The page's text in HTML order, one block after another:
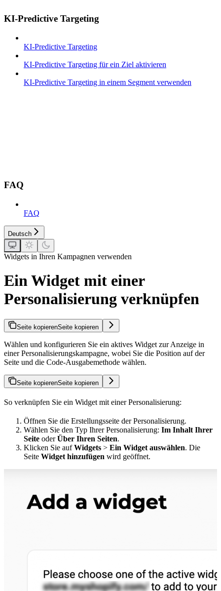
KI-Predictive Targeting
KI-Predictive Targeting
KI-Predictive Targeting für ein Ziel aktivieren
KI-Predictive Targeting in einem Segment verwenden
FAQ
FAQ
Deutsch
Widgets in Ihren Kampagnen verwenden
Ein Widget mit einer
Personalisierung verknüpfen
Seite kopierenSeite kopieren
Wählen und konfigurieren Sie ein aktives Widget zur Anzeige in
einer Personalisierungskampagne, wobei Sie die Position auf der
Seite und die Code-Ausgabemethode wählen.
Seite kopierenSeite kopieren
So verknüpfen Sie ein Widget mit einer Personalisierung:
Öffnen Sie die Erstellungsseite der Personalisierung.
Wählen Sie den Typ Ihrer Personalisierung: Im Inhalt Ihrer
Seite oderÜber Ihren Seiten.
Klicken Sie aufWidgets > Ein Widget auswählen. Die
Seite Widget hinzufügen wird geöffnet.